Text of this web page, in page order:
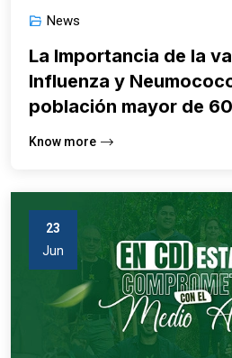
News
La Importancia de la
Influenza y
población mayor de
Know more
23
Jun